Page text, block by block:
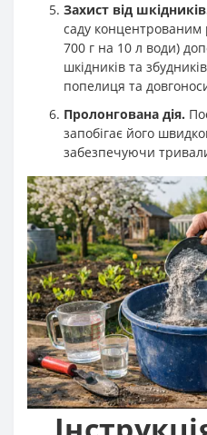
Захист від
саду концентрованим
700 г на 10 л води)
шкідників та
попелиця та
Пролонгована дія.
запобігає його
забезпечуючи